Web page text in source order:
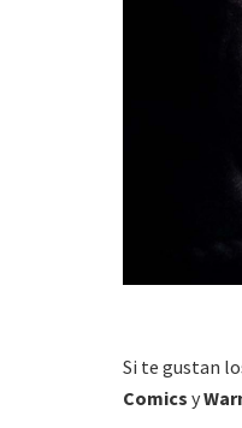
Si te gustan
Comics y